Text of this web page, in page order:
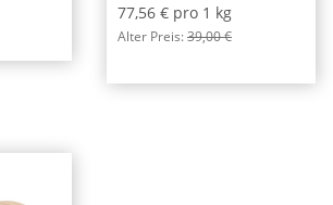
77,56 € pro 1 kg
Alter Preis:39,00 €